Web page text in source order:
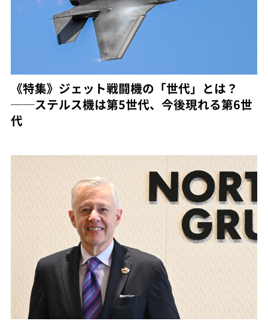
《特集》ジェット戦闘機の「世代」とは？
──ステルス機は第5世代、今後現れる第6世
代